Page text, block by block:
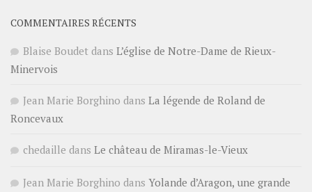
COMMENTAIRES RÉCENTS
Blaise Boudet dans L’église de Notre-Dame de Rieux-
Minervois
Jean Marie Borghino dans La légende de Roland de
Roncevaux
chedaille dans Le château de Miramas-le-Vieux
Jean Marie Borghino dans Yolande d’Aragon, une grande